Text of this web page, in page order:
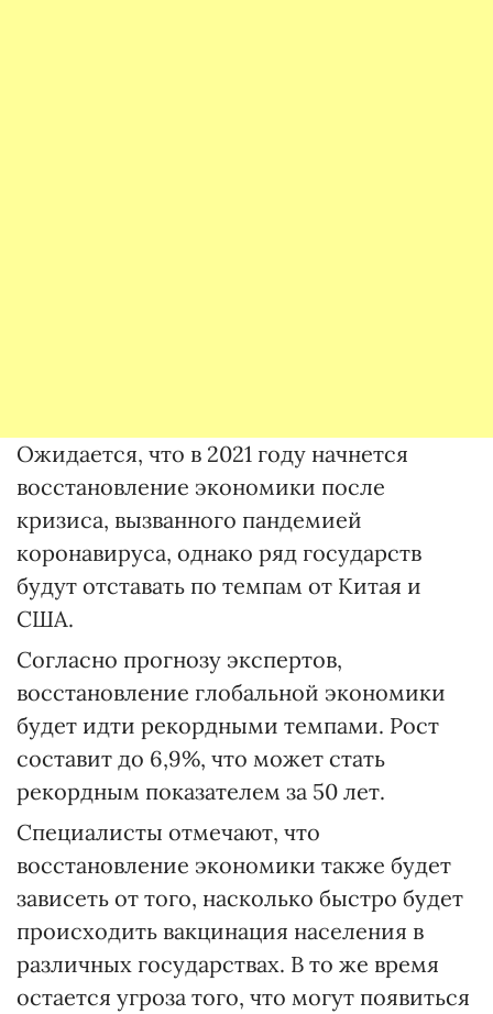
Ожидается, что в 2021 году начнется
восстановление экономики после
кризиса, вызванного пандемией
коронавируса, однако ряд государств
будут отставать по темпам от Китая и
США.
Согласно прогнозу экспертов,
восстановление глобальной экономики
будет идти рекордными темпами. Рост
составит до 6,9%, что может стать
рекордным показателем за 50 лет.
Специалисты отмечают, что
восстановление экономики также будет
зависеть от того, насколько быстро будет
происходить вакцинация населения в
различных государствах. В то же время
остается угроза того, что могут появиться